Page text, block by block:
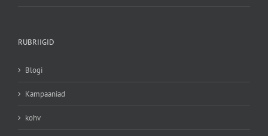
RUBRIIGID
Blogi
Kampaaniad
kohv